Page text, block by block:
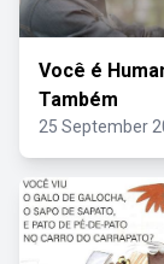
Você é
Também
25 September